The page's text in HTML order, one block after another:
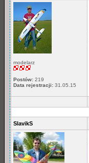
modelarz
Postów: 219
Data rejestracji: 31.05.15
SlavikS